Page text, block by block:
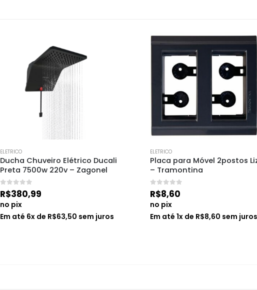
ELETRICO
Ducha Chuveiro Elétrico Ducali
Preta 7500w 220v – Zagonel
0 de 5
R$380,99
no pix
Em até 6x de R$63,50 sem juros
ELETRICO
Placa para Móvel 2postos
– Tramontina
0 de 5
R$8,60
no pix
Em até 1x de R$8,60 sem juros